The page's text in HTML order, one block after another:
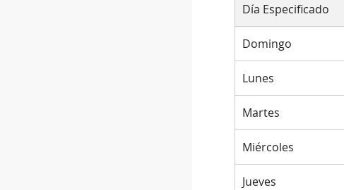
Día Especificado
Domingo
Lunes
Martes
Miércoles
Jueves